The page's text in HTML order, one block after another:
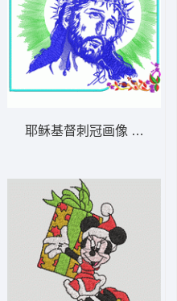
手——情绪平衡-
耶稣基督刺冠画像 耶稣-